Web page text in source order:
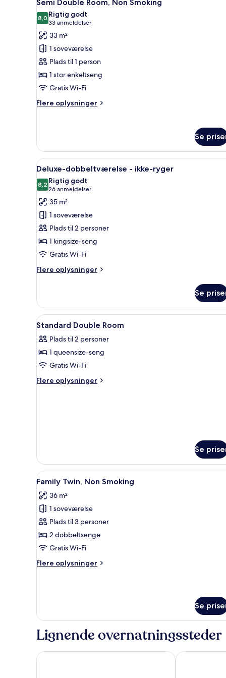
alle
billeder
af
Semi
Double
Room,
Non
Smoking
Semi Double Room, Non Smoking
8,08,0 ud af 10
Rigtig godt
33 anmeldelser
(33
anmeldelser)
33 m²
1 soveværelse
Plads til 1 person
1 stor enkeltseng
Gratis Wi-Fi
Flere oplysninger
Flere
Room,
Non
Smoking
Se
Indlæs
alle
billeder
af
Deluxe-
dobbeltværelse
-
ikke-
ryger
Et moderne hotelværelse
3
Deluxe-dobbeltværelse - ikke-ryger
8,28,2 ud af 10
Rigtig godt
26 anmeldelser
(26
anmeldelser)
35 m²
1 soveværelse
Plads til 2 personer
1 kingsize-seng
Gratis Wi-Fi
Flere oplysninger
Flere
dobbeltværelse
ikke-
Se
Indlæs
alle
billeder
af
Standard
Double
Premium-sengetøj,
5
Standard Double Room
Plads til 2 personer
1 queensize-seng
Gratis Wi-Fi
Flere oplysninger
Flere
Se
Indlæs
alle
billeder
af
Family
Twin,
Non
Et hotelværelse med to
4
Family Twin, Non Smoking
36 m²
1 soveværelse
Plads til 3 personer
2 dobbeltsenge
Gratis Wi-Fi
Flere oplysninger
Flere
Smoking
Se
Lignende overnatningssteder
HOTEL THE BOTANIK SEWOON MYEONGDONG
Koreana Hotel